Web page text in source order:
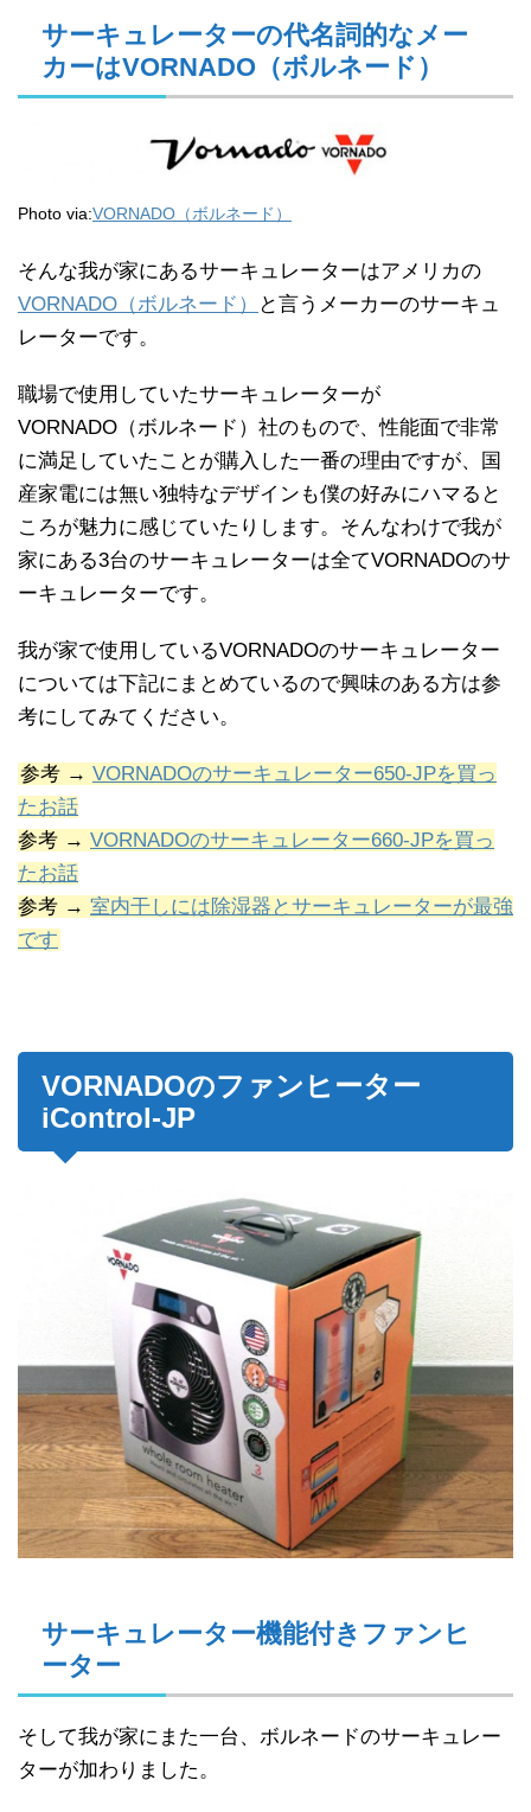
サーキュレーターの代名詞的なメー
カーはVORNADO（ボルネード）
Photo via:VORNADO（ボルネード）
そんな我が家にあるサーキュレーターはアメリカの
VORNADO（ボルネード）
と言うメーカーのサーキュ
レーターです。
職場で使用していたサーキュレーターが
VORNADO（ボルネード）社のもので、性能面で非常
に満足していたことが購入した一番の理由ですが、国
産家電には無い独特なデザインも僕の好みにハマると
ころが魅力に感じていたりします。そんなわけで我が
家にある3台のサーキュレーターは全てVORNADOのサ
ーキュレーターです。
我が家で使用しているVORNADOのサーキュレーター
については下記にまとめているので興味のある方は参
考にしてみてください。
参考 → VORNADOのサーキュレーター650-JPを買っ
たお話
参考 → VORNADOのサーキュレーター660-JPを買っ
たお話
参考 → 室内干しには除湿器とサーキュレーターが最強
です
VORNADOのファンヒーター
iControl-JP
サーキュレーター機能付きファンヒ
ーター
そして我が家にまた一台、ボルネードのサーキュレー
ターが加わりました。